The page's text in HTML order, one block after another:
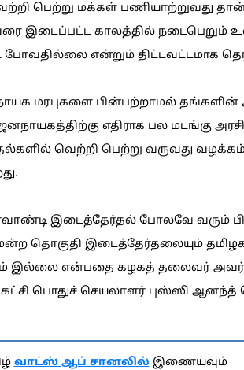
பெற்று மக்கள் பணியாற்றுவது
இடைப்பட்ட காலத்தில் நடைபெறும்
என்றும் திட்டவட்டமாக
மரபுகளை பின்பற்றாமல் தங்களின்
எதிராக பல மடங்கு
வெற்றி பெற்று வருவது
இடைத்தேர்தல் போலவே வரும்
தொகுதி இடைத்தேர்தலையும்
இல்லை என்பதை கழகத் தலைவர்
பொதுச் செயலாளர் புஸ்ஸி ஆனந்த்
வாட்ஸ் ஆப் சானலில் இணையவும்